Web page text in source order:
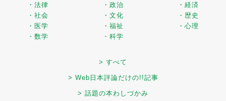
・法律
・政治
・経済
・社会
・文化
・歴史
・医学
・福祉
・心理
・数学
・科学
> すべて
> Web日本評論だけの!!記事
> 話題の本わしづかみ